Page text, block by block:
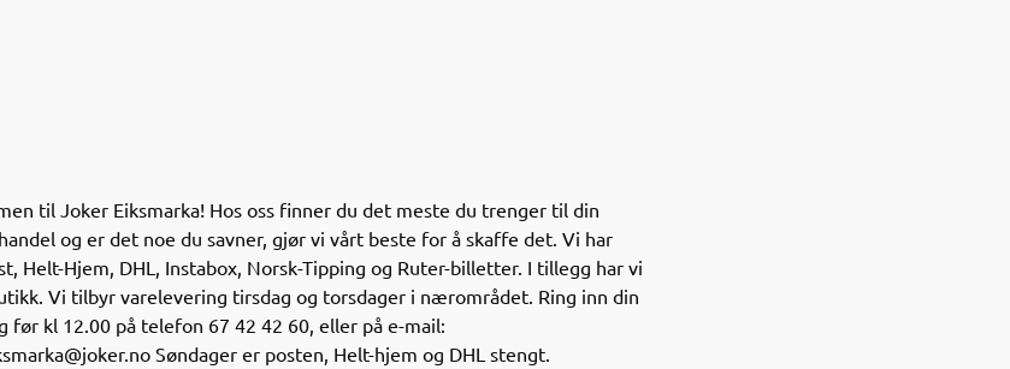
til Joker Eiksmarka! Hos oss finner du det meste du trenger til din
og er det noe du savner, gjør vi vårt beste for å skaffe det. Vi har
Helt-Hjem, DHL, Instabox, Norsk-Tipping og Ruter-billetter. I tillegg har vi
Vi tilbyr varelevering tirsdag og torsdager i nærområdet. Ring inn din
før kl 12.00 på telefon 67 42 42 60, eller på e-mail:
Søndager er posten, Helt-hjem og DHL stengt.